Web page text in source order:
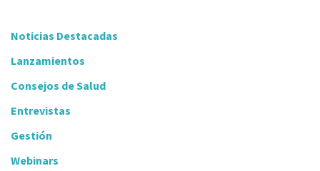
Noticias Destacadas
Lanzamientos
Consejos de Salud
Entrevistas
Gestión
Webinars